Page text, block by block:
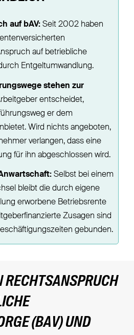
auf bAV: Seit 2002 haben
auf betriebliche
Entgeltumwandlung.
stehen zur
entscheidet,
er dem
Wird nichts angeboten,
verlangen, dass eine
für ihn abgeschlossen wird.
Selbst bei einem
bleibt die durch eigene
erworbene Betriebsrente
Zusagen sind
gebunden.
RECHTSANSPRUCH
(BAV) UND